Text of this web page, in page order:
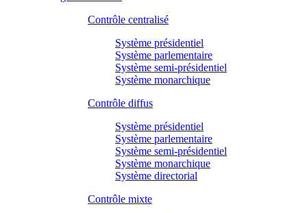
Contrôle centralisé
Système présidentiel
Système parlementaire
Système semi-présidentiel
Système monarchique
Contrôle diffus
Système présidentiel
Système parlementaire
Système semi-présidentiel
Système monarchique
Système directorial
Contrôle mixte